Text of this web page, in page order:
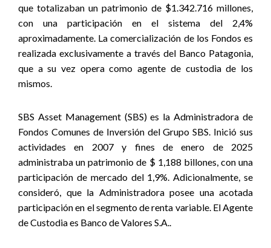
que totalizaban un patrimonio de $1.342.716 millones,
con una participación en el sistema del 2,4%
aproximadamente. La comercialización de los Fondos es
realizada exclusivamente a través del Banco Patagonia,
que a su vez opera como agente de custodia de los
mismos.
SBS Asset Management (SBS) es la Administradora de
Fondos Comunes de Inversión del Grupo SBS. Inició sus
actividades en 2007 y fines de enero de 2025
administraba un patrimonio de $ 1,188 billones, con una
participación de mercado del 1,9%. Adicionalmente, se
consideró, que la Administradora posee una acotada
participación en el segmento de renta variable. El Agente
de Custodia es Banco de Valores S.A..